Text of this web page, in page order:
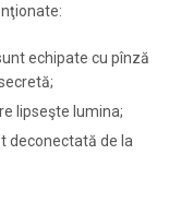
echipate cu pînză
lipseşte lumina;
deconectată de la